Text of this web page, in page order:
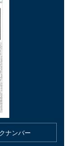
ナンバー